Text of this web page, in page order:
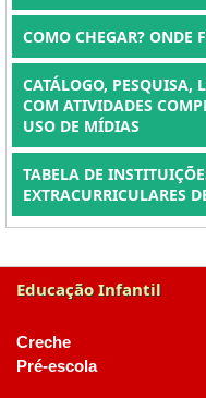
COMO CHEGAR? ONDE
CATÁLOGO, PESQUISA,
COM ATIVIDADES
USO DE MÍDIAS
TABELA DE
EXTRACURRICULARES
Educação Infantil
Creche
Pré-escola